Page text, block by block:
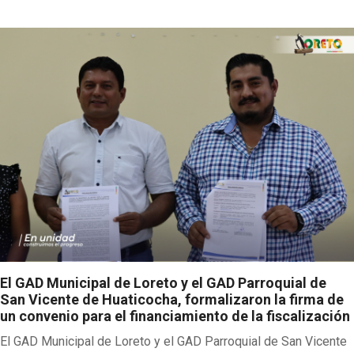
El GAD Municipal de Loreto y el GAD Parroquial de
San Vicente de Huaticocha, formalizaron la firma de
un convenio para el financiamiento de la fiscalización
El GAD Municipal de Loreto y el GAD Parroquial de San Vicente